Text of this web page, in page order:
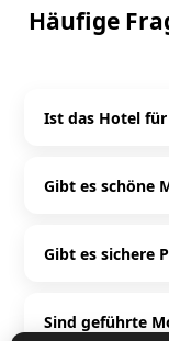
Häufige
Ist das Hotel
Gibt es schöne
kurvenreiche
Gibt es sichere
Stellplätze
Sind geführte